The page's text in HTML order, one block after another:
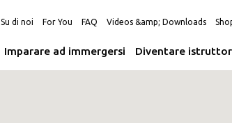
Su di noi For You FAQ Videos &amp; Downloads
Imparare ad immergersi Diventare